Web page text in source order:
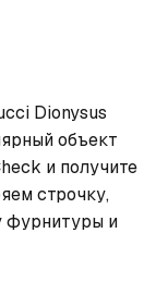
Dionysus
объект
и получите
строчку,
фурнитуры и